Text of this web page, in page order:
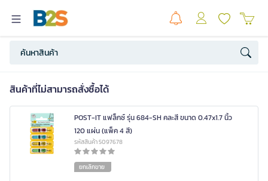
สินค้าที่ไม่สามารถสั่งซื้อได้
POST-IT แฟล็กซ์ รุ่น 684-SH คละสี ขนาด 0.47x1.7 นิ้ว
120 แผ่น (แพ็ค 4 สี)
รหัสสินค้า 5097678
ยกเลิกขาย